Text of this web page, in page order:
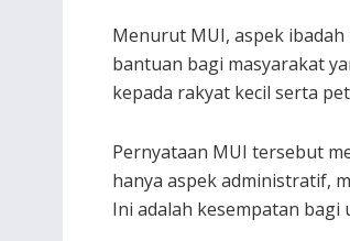
Menurut MUI, aspek
bantuan bagi masyarakat
kepada rakyat kecil serta
Pernyataan MUI tersebut
hanya aspek administratif,
Ini adalah kesempatan